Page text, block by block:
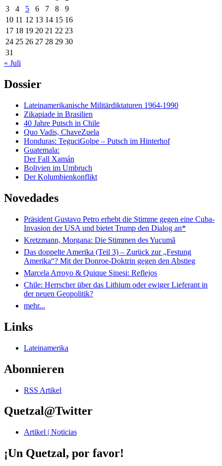
3
4 5 6 7 8
9
10 11 12 13 14 15 16
17 18 19 20 21 22 23
24 25 26 27 28 29 30
31
« Juli
Dossier
Lateinamerikanische Militärdiktaturen 1964-1990
Zikapiade in Brasilien
40 Jahre Putsch in Chile
Quo Vadis, ChaveZuela
Honduras: TeguciGolpe – Putsch im Hinterhof
Guatemala:
Der Fall Xamán
Bolivien im Umbruch
Der Kolumbienkonflikt
Novedades
Präsident Gustavo Petro erhebt die Stimme gegen eine Cuba-
Invasion der USA und bietet Trump den Dialog an*
Kretzmann, Morgana: Die Stimmen des Yucumã
Das doppelte Amerika (Teil 3) – Zurück zur „Festung
Amerika“? Mit der Donroe-Doktrin gegen den Abstieg
Marcela Arroyo & Quique Sinesi: Reflejos
Chile: Herrscher über das Lithium oder ewiger Lieferant in
der neuen Geopolitik?
mehr...
Links
Lateinamerika
Abonnieren
RSS Artikel
Quetzal@Twitter
Artikel | Noticias
¡Un Quetzal, por favor!